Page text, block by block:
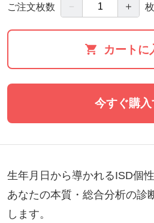
ご注文枚数 － ＋ 枚
カートに
今すぐ購入
生年月日から導かれるISD個
あなたの本質・総合分析の診
します。